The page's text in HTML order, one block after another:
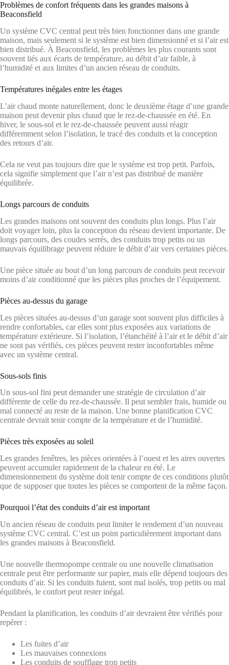
Problèmes de confort fréquents dans les grandes maisons à
Beaconsfield
Un système CVC central peut très bien fonctionner dans une grande
maison, mais seulement si le système est bien dimensionné et si l’air est
bien distribué. À Beaconsfield, les problèmes les plus courants sont
souvent liés aux écarts de température, au débit d’air faible, à
l’humidité et aux limites d’un ancien réseau de conduits.
Températures inégales entre les étages
L’air chaud monte naturellement, donc le deuxième étage d’une grande
maison peut devenir plus chaud que le rez-de-chaussée en été. En
hiver, le sous-sol et le rez-de-chaussée peuvent aussi réagir
différemment selon l’isolation, le tracé des conduits et la conception
des retours d’air.
Cela ne veut pas toujours dire que le système est trop petit. Parfois,
cela signifie simplement que l’air n’est pas distribué de manière
équilibrée.
Longs parcours de conduits
Les grandes maisons ont souvent des conduits plus longs. Plus l’air
doit voyager loin, plus la conception du réseau devient importante. De
longs parcours, des coudes serrés, des conduits trop petits ou un
mauvais équilibrage peuvent réduire le débit d’air vers certaines pièces.
Une pièce située au bout d’un long parcours de conduits peut recevoir
moins d’air conditionné que les pièces plus proches de l’équipement.
Pièces au-dessus du garage
Les pièces situées au-dessus d’un garage sont souvent plus difficiles à
rendre confortables, car elles sont plus exposées aux variations de
température extérieure. Si l’isolation, l’étanchéité à l’air et le débit d’air
ne sont pas vérifiés, ces pièces peuvent rester inconfortables même
avec un système central.
Sous-sols finis
Un sous-sol fini peut demander une stratégie de circulation d’air
différente de celle du rez-de-chaussée. Il peut sembler frais, humide ou
mal connecté au reste de la maison. Une bonne planification CVC
centrale devrait tenir compte de la température et de l’humidité.
Pièces très exposées au soleil
Les grandes fenêtres, les pièces orientées à l’ouest et les aires ouvertes
peuvent accumuler rapidement de la chaleur en été. Le
dimensionnement du système doit tenir compte de ces conditions plutôt
que de supposer que toutes les pièces se comportent de la même façon.
Pourquoi l’état des conduits d’air est important
Un ancien réseau de conduits peut limiter le rendement d’un nouveau
système CVC central. C’est un point particulièrement important dans
les grandes maisons à Beaconsfield.
Une nouvelle thermopompe centrale ou une nouvelle climatisation
centrale peut être performante sur papier, mais elle dépend toujours des
conduits d’air. Si les conduits fuient, sont mal isolés, trop petits ou mal
équilibrés, le confort peut rester inégal.
Pendant la planification, les conduits d’air devraient être vérifiés pour
repérer :
Les fuites d’air
Les mauvaises connexions
Les conduits de soufflage trop petits